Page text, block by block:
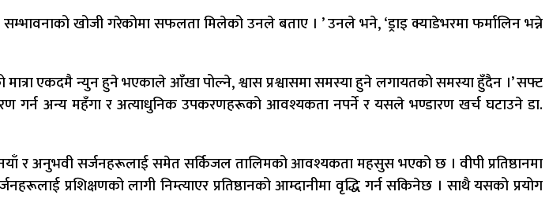
खोजी गरेकोमा सफलता मिलेको उनले बताए । ’ उनले भने, ‘ड्राइ क्याडेभरमा फर्मालिन भन्ने
मात्रा एकदमै न्युन हुने भएकाले आँखा पोल्ने, श्वास प्रश्वासमा समस्या हुने लगायतको समस्या हुँदैन ।’ सफ्ट
गर्न अन्य महँगा र अत्याधुनिक उपकरणहरूको आवश्यकता नपर्ने र यसले भण्डारण खर्च घटाउने डा.
र अनुभवी सर्जनहरूलाई समेत सर्किजल तालिमको आवश्यकता महसुस भएको छ । वीपी प्रतिष्ठानमा
प्रशिक्षणको लागी निम्त्याएर प्रतिष्ठानको आम्दानीमा वृद्धि गर्न सकिनेछ । साथै यसको प्रयोग